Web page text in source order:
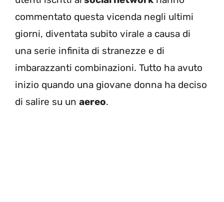
commentato questa vicenda negli ultimi
giorni, diventata subito virale a causa di
una serie infinita di stranezze e di
imbarazzanti combinazioni. Tutto ha avuto
inizio quando una giovane donna ha deciso
di salire su un aereo.